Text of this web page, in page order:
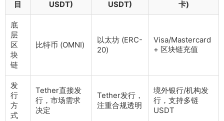
目
USDT)
USDT)
卡)
底
层
区
块
链
比特币 (OMNI)
以太坊 (ERC-
20)
Visa/Mastercard
+ 区块链充值
发
行
方
式
Tether直接发
行，市场需求
决定
Tether发行，
注重合规透明
境外银行/机构发
行，支持多链
USDT